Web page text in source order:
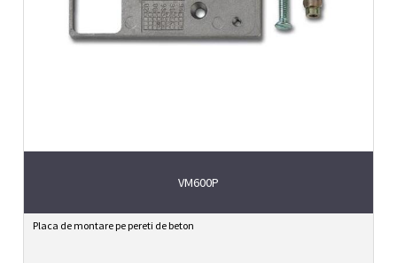
VM600P
Placa de montare pe pereti de beton